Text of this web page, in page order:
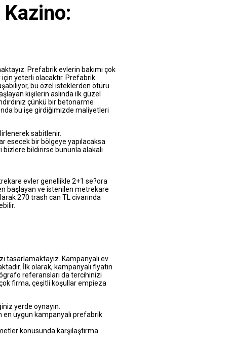
Prefabrik evlerin bakımı çok
için yeterli olacaktır. Prefabrik
bu özel isteklerden ötürü
kişilerin aslında ilk güzel
çünkü bir betonarme
bu işe girdiğimizde maliyetleri
sabitlenir.
esecek bir bölgeye yapılacaksa
bildirirse bununla alakalı
evler genellikle 2+1 se?ora
başlayan ve istenilen metrekare
270 trash can TL civarında
tasarlamaktayız. Kampanyalı ev
İlk olarak, kampanyalı fiyatın
referansları da tercihinizi
firma, çeşitli koşullar empieza
yerde oynayın.
en uygun kampanyalı prefabrik
konusunda karşılaştırma